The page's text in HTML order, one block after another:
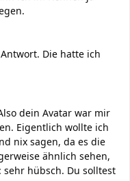
Die hatte ich
dein Avatar war mir
Eigentlich wollte ich
nix sagen, da es die
ähnlich sehen,
hübsch. Du solltest